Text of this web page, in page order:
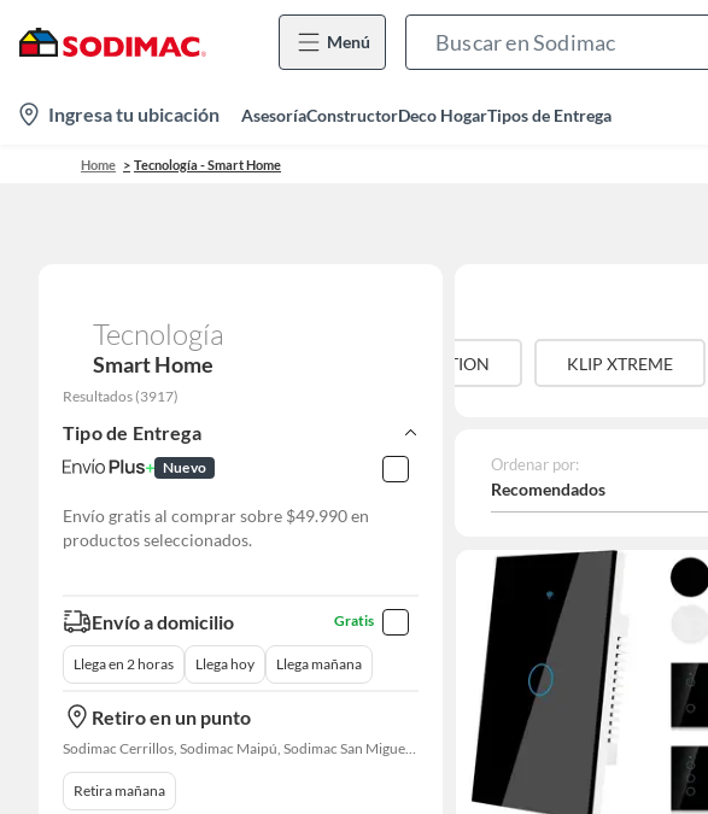
Menú
location-
icon
Ingresa tu ubicación AsesoríaConstructorDeco HogarTipos de Entrega
Home Tecnología - Smart Home
Tecnología
Smart Home
Resultados (3917)
Tipo de Entrega
Nuevo
Envío gratis al comprar sobre $49.990 en
productos seleccionados.
Envío a domicilio Gratis
Llega en 2 horas Llega hoy Llega mañana
Retiro en un punto
Sodimac Cerrillos, Sodimac Maipú, Sodimac San Miguel, Sodimac El Bosque, Sodimac San Bernardo, Constructor Cantagallo, Sodimac Talagante, Sodimac San Fernando
Retira mañana
JOIGO JUST HOME COLLECTION KLIP XTREME
Ordenar por:
Recomendados